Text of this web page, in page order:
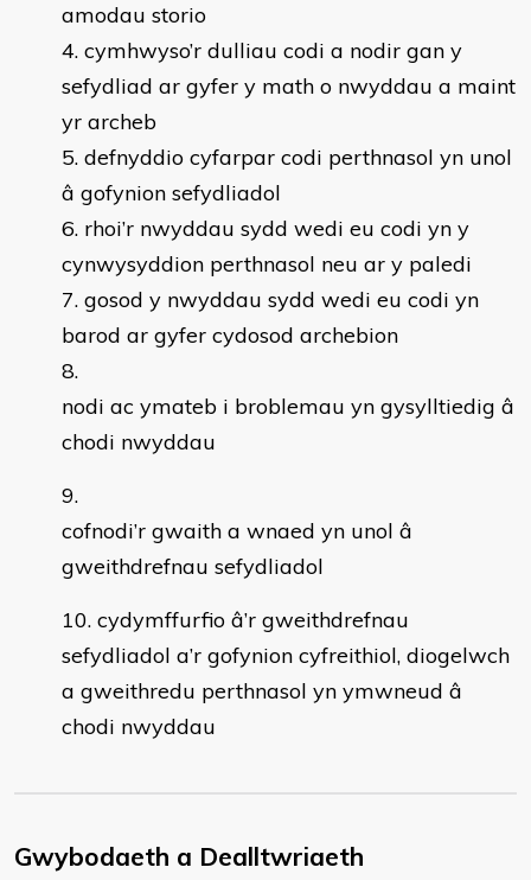
amodau storio
cymhwyso’r dulliau codi a nodir gan y
sefydliad ar gyfer y math o nwyddau a maint
yr archeb
defnyddio cyfarpar codi perthnasol yn unol
â gofynion sefydliadol
rhoi’r nwyddau sydd wedi eu codi yn y
cynwysyddion perthnasol neu ar y paledi
gosod y nwyddau sydd wedi eu codi yn
barod ar gyfer cydosod archebion
nodi ac ymateb i broblemau yn gysylltiedig â
chodi nwyddau
cofnodi’r gwaith a wnaed yn unol â
gweithdrefnau sefydliadol
cydymffurfio â’r gweithdrefnau
sefydliadol a’r gofynion cyfreithiol, diogelwch
a gweithredu perthnasol yn ymwneud â
chodi nwyddau
Gwybodaeth a Dealltwriaeth